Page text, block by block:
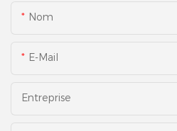
Nom
E-Mail
Entreprise